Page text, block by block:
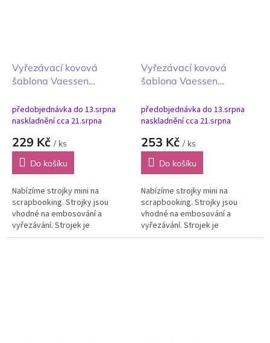
Vyřezávací kovová
šablona Vaessen
Dárková krabička 3ks
předobjednávka do 13.srpna
naskladnění cca 21.srpna
229 Kč / ks
Do košíku
Nabízíme strojky mini na
scrapbooking. Strojky jsou
vhodné na embosování a
vyřezávání. Strojek je
všestranný lisovací přístroj pro
Vyřezávací kovová
šablona Vaessen
Poštovní známky 9ks
předobjednávka do 13.srpna
naskladnění cca 21.srpna
253 Kč / ks
Do košíku
Nabízíme strojky mini na
scrapbooking. Strojky jsou
vhodné na embosování a
vyřezávání. Strojek je
všestranný lisovací přístroj pro